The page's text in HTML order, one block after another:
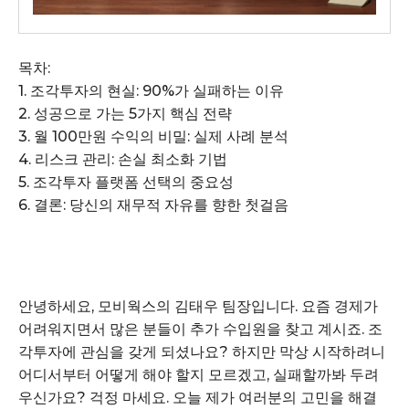
목차:
1. 조각투자의 현실: 90%가 실패하는 이유
2. 성공으로 가는 5가지 핵심 전략
3. 월 100만원 수익의 비밀: 실제 사례 분석
4. 리스크 관리: 손실 최소화 기법
5. 조각투자 플랫폼 선택의 중요성
6. 결론: 당신의 재무적 자유를 향한 첫걸음
안녕하세요, 모비웍스의 김태우 팀장입니다. 요즘 경제가
어려워지면서 많은 분들이 추가 수입원을 찾고 계시죠. 조
각투자에 관심을 갖게 되셨나요? 하지만 막상 시작하려니
어디서부터 어떻게 해야 할지 모르겠고, 실패할까봐 두려
우신가요? 걱정 마세요. 오늘 제가 여러분의 고민을 해결